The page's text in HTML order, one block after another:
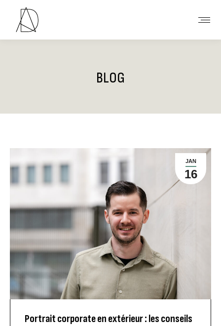
BLOG
JAN
16
Portrait corporate en extérieur : les conseils